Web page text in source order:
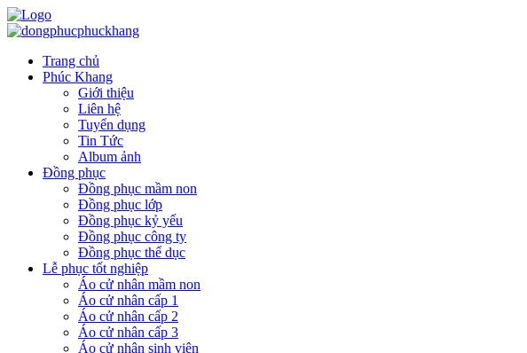
Trang chủ
Phúc Khang
Giới thiệu
Liên hệ
Tuyển dụng
Tin Tức
Album ảnh
Đồng phục
Đồng phục mầm non
Đồng phục lớp
Đồng phục kỷ yếu
Đồng phục công ty
Đồng phục thể dục
Lễ phục tốt nghiệp
Áo cử nhân mầm non
Áo cử nhân cấp 1
Áo cử nhân cấp 2
Áo cử nhân cấp 3
Áo cử nhân sinh viên